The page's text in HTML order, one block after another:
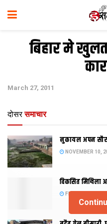
बिहार मे
March 27, 2011
दोसर समाचार
नुकायल अपन
NOVEMBER 10,
विकसित मिथिला
FEBRUARY 23,